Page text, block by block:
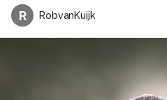
R RobvanKuijk